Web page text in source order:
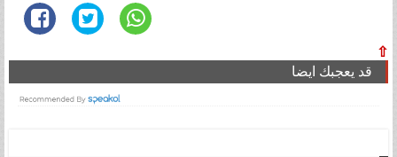
⇧
قد يعجبك ايضا